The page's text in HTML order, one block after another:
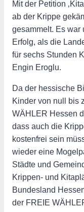
Mit der Petition
ab der Krippe
gesammelt. Es war
Erfolg, als die
für sechs Stunden
Engin Eroglu.
Da der hessische
Kinder von null bis
WÄHLER Hessen
dass auch die
kostenfrei sein
wieder eine
Städte und
Krippen- und
Bundesland
der FREIE